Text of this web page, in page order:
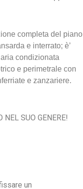
completa del piano
e interrato; è’
condizionata
e perimetrale con
e zanzariere.
NEL SUO GENERE!
un